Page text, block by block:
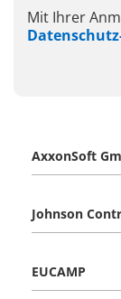
Mit Ihrer
AxxonSoft
Johnson
EUCAMP